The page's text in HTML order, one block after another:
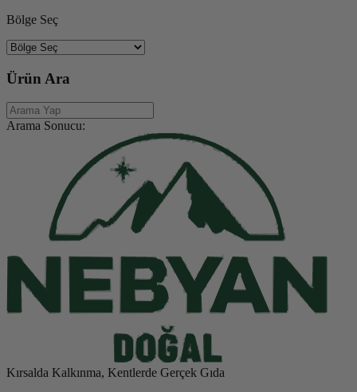
Bölge Seç
Ürün Ara
Arama Sonucu:
Kırsalda Kalkınma, Kentlerde Gerçek Gıda